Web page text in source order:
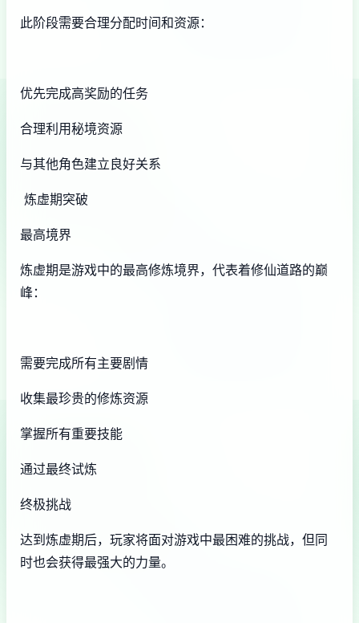
此阶段需要合理分配时间和资源：
优先完成高奖励的任务
合理利用秘境资源
与其他角色建立良好关系
炼虚期突破
最高境界
炼虚期是游戏中的最高修炼境界，代表着修仙道路的巅
峰：
需要完成所有主要剧情
收集最珍贵的修炼资源
掌握所有重要技能
通过最终试炼
终极挑战
达到炼虚期后，玩家将面对游戏中最困难的挑战，但同
时也会获得最强大的力量。